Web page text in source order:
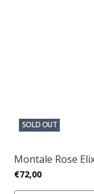
SOLD OUT
Montale Rose
€72,00